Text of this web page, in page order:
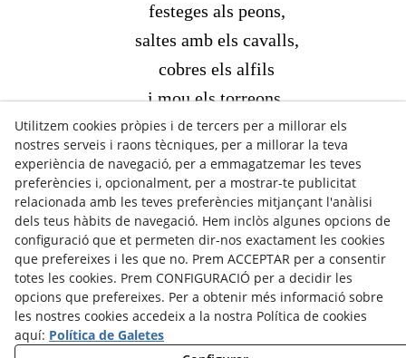
festeges als peons,
saltes amb els cavalls,
cobres els alfils
i mou els torreons,
però, compte!
Que ningú no et toqui la reina.
“Estelles”, 1979
Utilitzem cookies pròpies i de tercers per a millorar els
nostres serveis i raons tècniques, per a millorar la teva
experiència de navegació, per a emmagatzemar les teves
preferències i, opcionalment, per a mostrar-te publicitat
relacionada amb les teves preferències mitjançant l'anàlisi
dels teus hàbits de navegació. Hem inclòs algunes opcions de
configuració que et permeten dir-nos exactament les cookies
que prefereixes i les que no. Prem ACCEPTAR per a consentir
totes les cookies. Prem CONFIGURACIÓ per a decidir les
opcions que prefereixes. Per a obtenir més informació sobre
les nostres cookies accedeix a la nostra Política de cookies
aquí: Política de Galetes